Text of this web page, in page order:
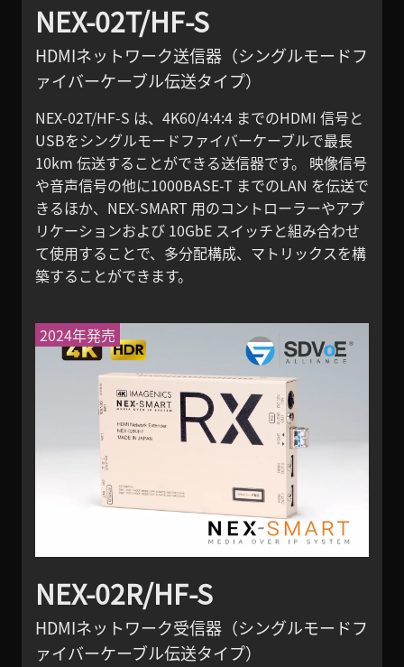
NEX-02T/HF-S
HDMIネットワーク送信器（シングルモードフ
ァイバーケーブル伝送タイプ）
NEX-02T/HF-S は、4K60/4:4:4 までのHDMI 信号と
USBをシングルモードファイバーケーブルで最長
10km 伝送することができる送信器です。 映像信号
や音声信号の他に1000BASE-T までのLAN を伝送で
きるほか、NEX-SMART 用のコントローラーやアプ
リケーションおよび 10GbE スイッチと組み合わせ
て使用することで、多分配構成、マトリックスを構
築することができます。
2024年発売
NEX-02R/HF-S
HDMIネットワーク受信器（シングルモードフ
ァイバーケーブル伝送タイプ）